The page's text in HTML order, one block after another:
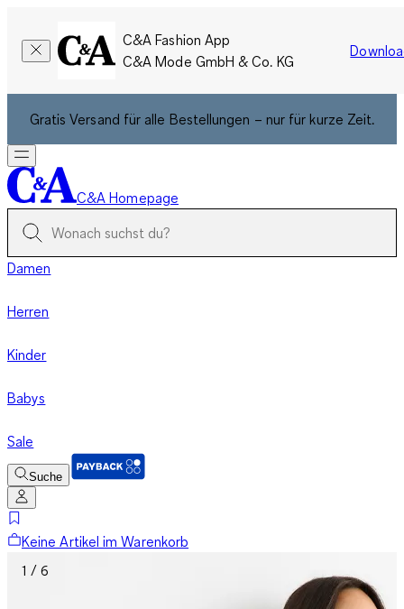
C&A Fashion App
C&A Mode GmbH & Co. KG
Gratis Versand für alle Bestellungen – nur für kurze Zeit.
C&A Homepage
Damen
Herren
Kinder
Babys
Sale
Suche
Keine Artikel im Warenkorb
1 / 6